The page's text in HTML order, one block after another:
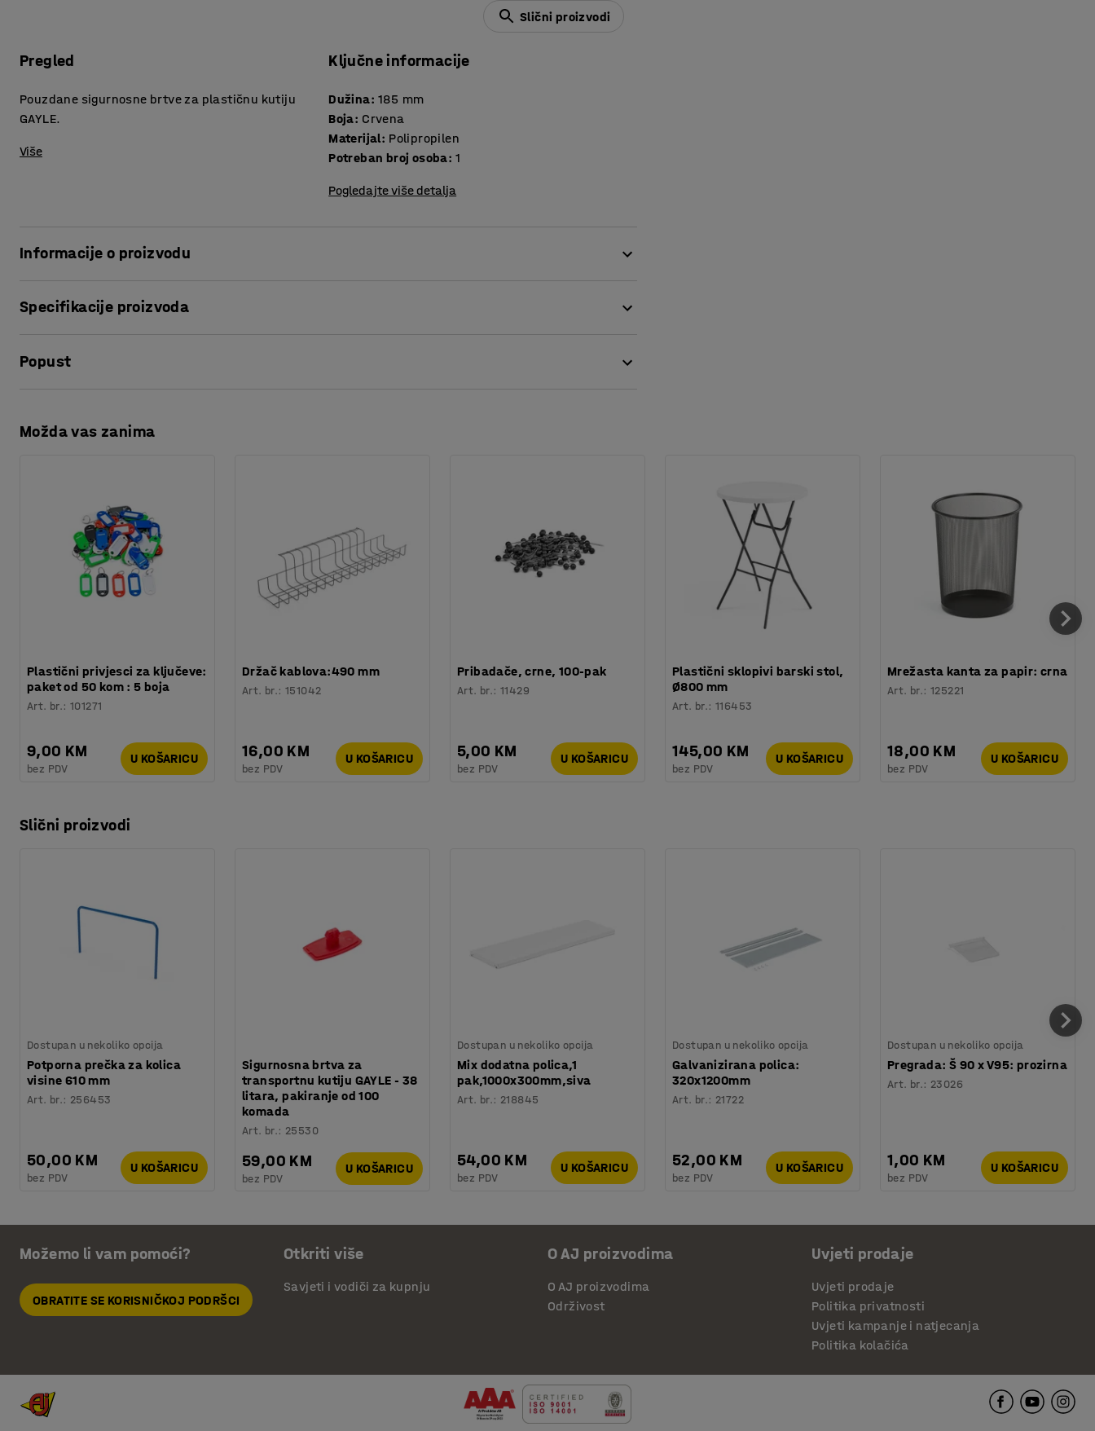
Slični proizvodi
Pregled
Pouzdane sigurnosne brtve za plastičnu kutiju
GAYLE.
Više
Ključne informacije
Dužina: 185 mm
Boja: Crvena
Materijal: Polipropilen
Potreban broj osoba: 1
Pogledajte više detalja
Informacije o proizvodu
čuvaju sadržaj sigurnim i sprečavaju neovlašteni pristup.
Specifikacije proizvoda
Boja: Crvena
Procjena vremena :
Težina : 0,01 kg
Popust
Preuzmite upute za održavanjen
Možda vas zanima
Plastični privjesci za ključeve:
paket od 50 kom : 5 boja
Art. br.:101271
9,00 KM
bez PDV
U KOŠARICU
Držač kablova:490 mm
Art. br.:151042
16,00 KM
bez PDV
U KOŠARICU
Pribadače, crne, 100-pak
Art. br.:11429
5,00 KM
bez PDV
U KOŠARICU
Plastični sklopivi barski stol,
Ø800 mm
Art. br.:116453
145,00 KM
bez PDV
U KOŠARICU
Mrežasta kanta za papir: crna
Art. br.:125221
18,00 KM
bez PDV
U KOŠARICU
Slični proizvodi
Dostupan u nekoliko opcija
Potporna prečka za kolica
visine 610 mm
Art. br.: 256453
50,00 KM
bez PDV
U KOŠARICU
Sigurnosna brtva za
transportnu kutiju GAYLE - 38
litara, pakiranje od 100
komada
Art. br.: 25530
59,00 KM
bez PDV
U KOŠARICU
Dostupan u nekoliko opcija
Mix dodatna polica,1
pak,1000x300mm,siva
Art. br.: 218845
54,00 KM
bez PDV
U KOŠARICU
Dostupan u nekoliko opcija
Galvanizirana polica:
320x1200mm
Art. br.: 21722
52,00 KM
bez PDV
U KOŠARICU
Dostupan u nekoliko opcija
Pregrada: Š 90 x V95: prozirna
Art. br.: 23026
1,00 KM
bez PDV
U KOŠARICU
Možemo li vam pomoći?
OBRATITE SE KORISNIČKOJ PODRŠCI
Otkriti više
Savjeti i vodiči za kupnju
O AJ proizvodima
O AJ proizvodima
Održivost
Uvjeti prodaje
Uvjeti prodaje
Politika privatnosti
Uvjeti kampanje i natjecanja
Politika kolačića